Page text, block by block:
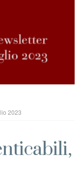
2023